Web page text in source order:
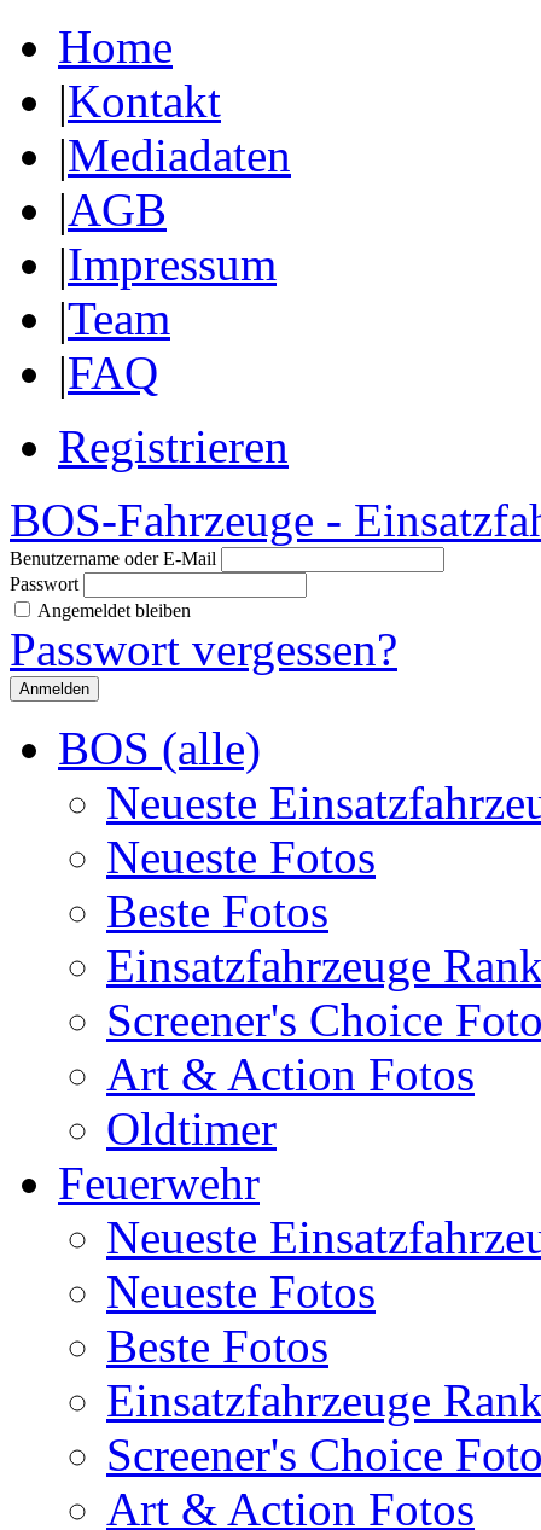
Home
|Kontakt
|Mediadaten
|AGB
|Impressum
|Team
|FAQ
Registrieren
BOS-Fahrzeuge -
Benutzername oder E-Mail
Passwort
Angemeldet bleiben
Passwort vergessen?
BOS (alle)
Neueste
Neueste Fotos
Beste Fotos
Einsatzfahrzeuge
Screener's Choice
Art & Action Fotos
Oldtimer
Feuerwehr
Neueste
Neueste Fotos
Beste Fotos
Einsatzfahrzeuge
Screener's Choice
Art & Action Fotos